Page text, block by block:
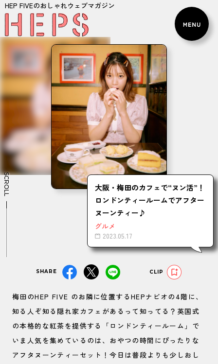
HEP FIVEのおしゃれウェブマガジン
大阪・梅田のカフェで“ヌン活”！
ロンドンティールームでアフター
ヌーンティー♪
グルメ
2023.05.17
SCROLL
SHARE CLIP
梅田のHEP FIVE のお隣に位置するHEPナビオの4階に、
知る人ぞ知る隠れ家カフェがあるって知ってる？英国式
の本格的な紅茶を提供する「ロンドンティールーム」で
いま人気を集めているのは、おやつの時間にぴったりな
アフタヌーンティーセット！今日は普段よりも少しおし